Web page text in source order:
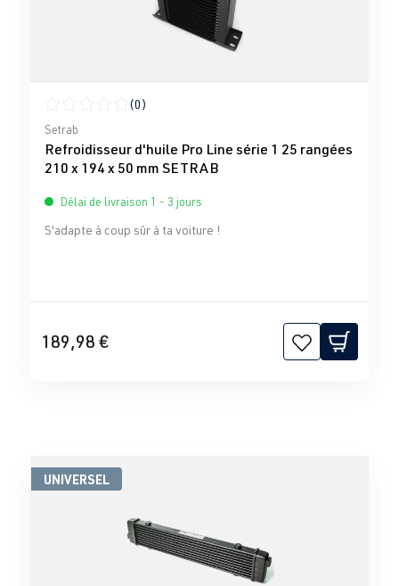
Note moyenne de 0 sur 5 étoiles
(0)
Setrab
Refroidisseur d'huile Pro Line série 1 25 rangées
210 x 194 x 50 mm SETRAB
Délai de livraison 1 - 3 jours
S'adapte à coup sûr à ta voiture !
189,98 €
UNIVERSEL